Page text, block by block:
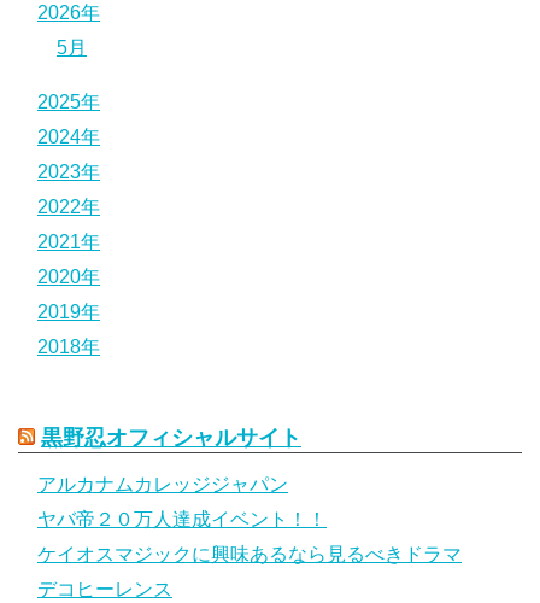
2026年
5月
2025年
2024年
2023年
2022年
2021年
2020年
2019年
2018年
黒野忍オフィシャルサイト
アルカナムカレッジジャパン
ヤバ帝２０万人達成イベント！！
ケイオスマジックに興味あるなら見るべきドラマ
デコヒーレンス